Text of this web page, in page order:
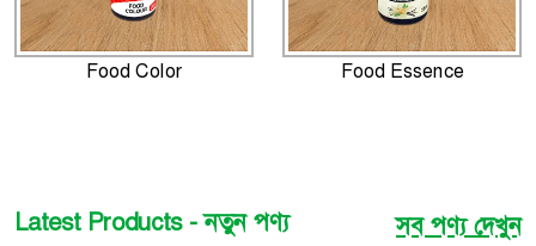
Food Color Food Essence
Latest Products - নতুন পণ্য সব পণ্য দেখুন